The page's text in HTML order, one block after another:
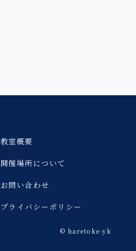
教室概要
開催場所について
お問い合わせ
プライバシーポリシー
©️ haretoke-yk